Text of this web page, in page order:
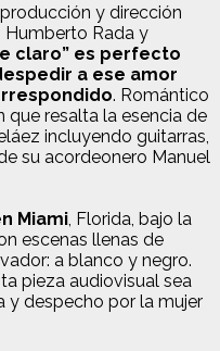
y dirección
Humberto Rada y
claro” es perfecto
a ese amor
. Romántico
que resalta la esencia de
incluyendo guitarras,
su acordeonero Manuel
Miami, Florida, bajo la
escenas llenas de
a blanco y negro.
pieza audiovisual sea
y despecho por la mujer